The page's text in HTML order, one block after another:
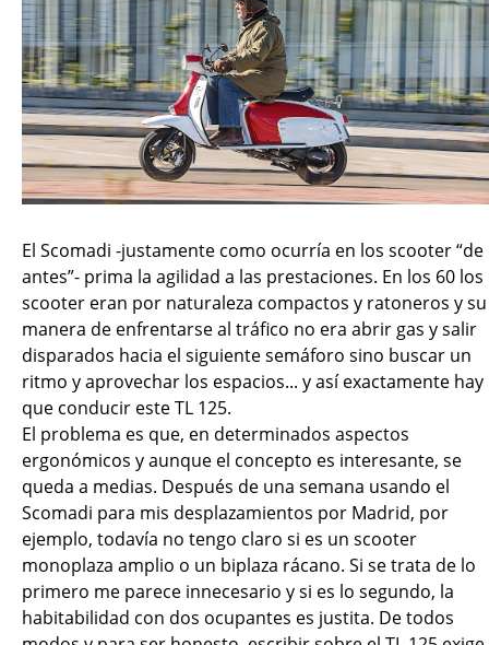
El Scomadi -justamente como ocurría en los scooter “de
antes”- prima la agilidad a las prestaciones. En los 60 los
scooter eran por naturaleza compactos y ratoneros y su
manera de enfrentarse al tráfico no era abrir gas y salir
disparados hacia el siguiente semáforo sino buscar un
ritmo y aprovechar los espacios... y así exactamente hay
que conducir este TL 125.
El problema es que, en determinados aspectos
ergonómicos y aunque el concepto es interesante, se
queda a medias. Después de una semana usando el
Scomadi para mis desplazamientos por Madrid, por
ejemplo, todavía no tengo claro si es un scooter
monoplaza amplio o un biplaza rácano. Si se trata de lo
primero me parece innecesario y si es lo segundo, la
habitabilidad con dos ocupantes es justita. De todos